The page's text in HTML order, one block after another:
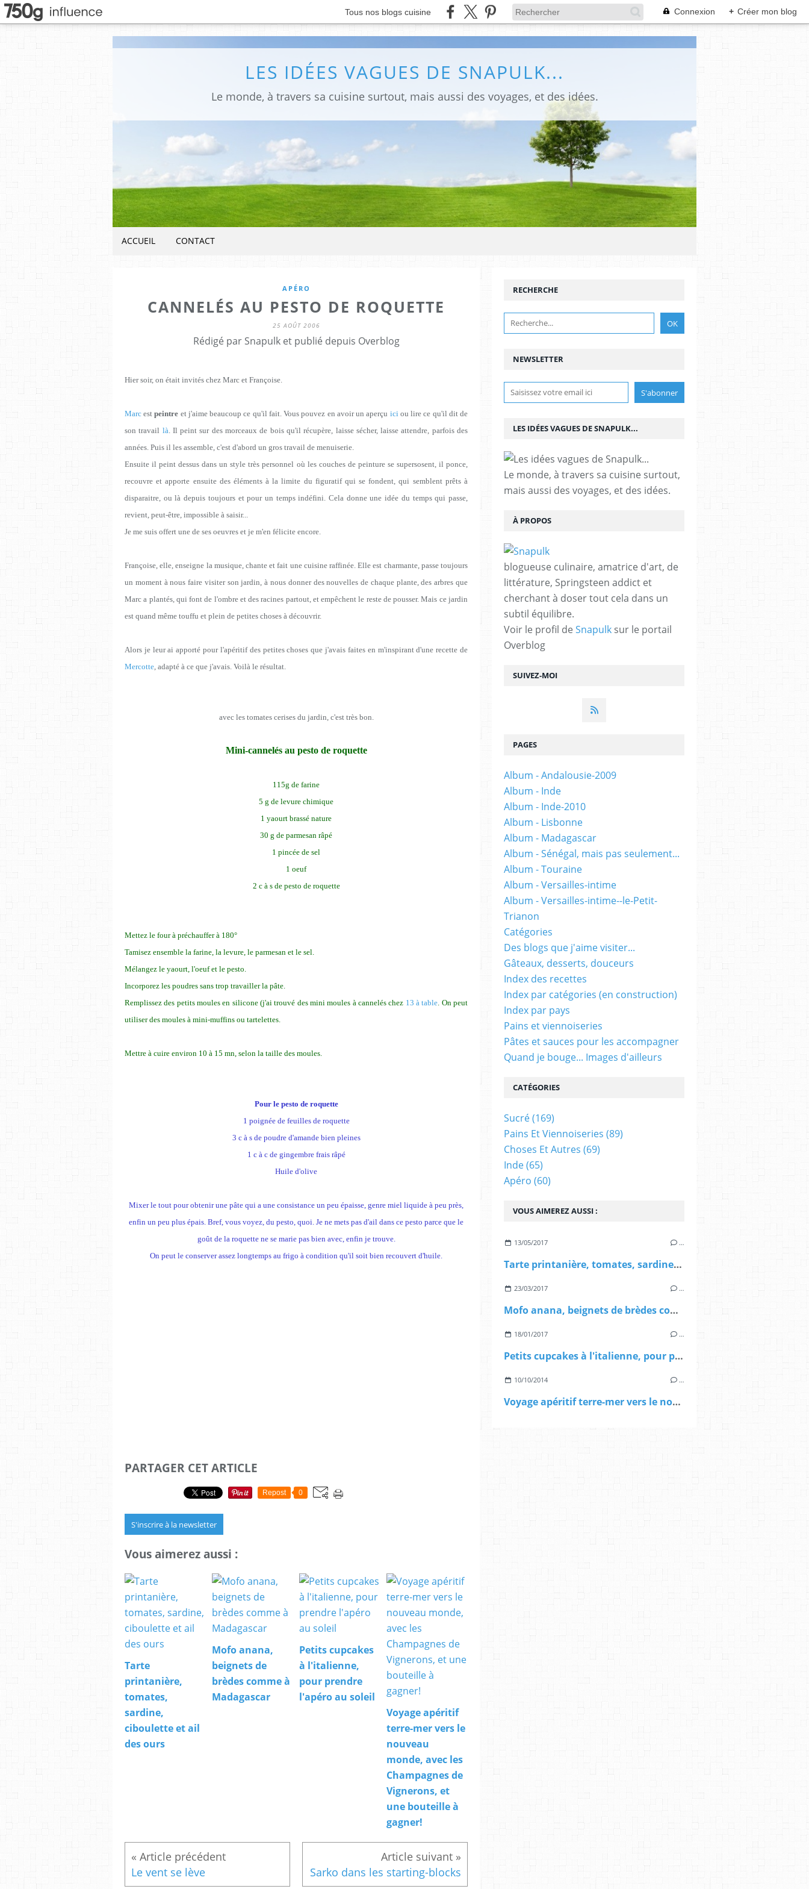
Tous nos blogs cuisine Connexion + Créer mon blog
LES IDÉES VAGUES DE SNAPULK...
Le monde, à travers sa cuisine surtout, mais aussi des voyages, et des idées.
ACCUEIL CONTACT
APÉRO
CANNELÉS AU PESTO DE ROQUETTE
25 AOÛT 2006
Rédigé par Snapulk et publié depuis Overblog
Hier soir, on était invités chez Marc et Françoise.
Marc estpeintre et j'aime beaucoup ce qu'il fait. Vous pouvez en avoir un aperçu ici ou lire ce qu'il dit de
son travail là . Il peint sur des morceaux de bois qu'il récupère, laisse sécher, laisse attendre, parfois des
années. Puis il les assemble, c'est d'abord un gros travail de menuiserie.
Ensuite il peint dessus dans un style très personnel où les couches de peinture se supersosent, il ponce,
recouvre et apporte ensuite des éléments à la limite du figuratif qui se fondent,qui semblent prêts à
disparaitre, ou là depuis toujours et pour un temps indéfini. Cela donne une idée du temps qui passe,
revient, peut-être, impossible à saisir...
Je me suis offert une de ses oeuvres et je m'en félicite encore.
Françoise, elle, enseigne la musique, chante et fait une cuisine raffinée. Elle est charmante, passe toujours
un moment à nous faire visiter son jardin, à nous donner des nouvelles de chaque plante, des arbres que
Marc a plantés, qui font de l'ombre et des racines partout, et empêchent le reste de pousser. Mais ce jardin
est quand même touffu et plein de petites choses à découvrir.
Alors je leur ai apporté pour l'apéritif des petites choses que j'avais faites en m'inspirant d'une recette de
Mercotte , adapté à ce que j'avais. Voilà le résultat.
avec les tomates cerises du jardin, c'est très bon.
Mini-cannelés au pesto de roquette
115g de farine
5 g de levure chimique
1 yaourt brassé nature
30 g de parmesan râpé
1 pincée de sel
1 oeuf
2 c à s de pesto de roquette
Mettez le four à préchauffer à 180°
Tamisez ensemble la farine, la levure, le parmesan et le sel.
Mélangez le yaourt, l'oeuf et le pesto.
Incorporez les poudres sans trop travailler la pâte.
Remplissez des petits moules en silicone (j'ai trouvé des mini moules à cannelés chez 13 à table . On peut
utiliser des moules à mini-muffins ou tartelettes.
Mettre à cuire environ 10 à 15 mn, selon la taille des moules.
Pour le pesto de roquette
1 poignée de feuilles de roquette
3 c à s de poudre d'amande bien pleines
1 c à c de gingembre frais râpé
Huile d'olive
Mixer le tout pour obtenir une pâte qui a une consistance un peu épaisse, genre miel liquide à peu près,
enfin un peu plus épais. Bref, vous voyez, du pesto, quoi. Je ne mets pas d'ail dans ce pesto parce que le
goût de la roquette ne se marie pas bien avec, enfin je trouve.
On peut le conserver assez longtemps au frigo à condition qu'il soit bien recouvert d'huile.
PARTAGER CET ARTICLE
Repost 0
S'inscrire à la newsletter
Vous aimerez aussi :
Tarte
printanière,
tomates,
sardine,
ciboulette et ail
des ours
Mofo anana,
beignets de
brèdes comme à
Madagascar
Petits cupcakes
à l'italienne,
pour prendre
l'apéro au soleil
Voyage apéritif
terre-mer vers le
nouveau
monde, avec les
Champagnes de
Vignerons, et
une bouteille à
gagner!
Le vent se lève Sarko dans les starting-blocks
NEWSLETTER
SUIVEZ-MOI
RECHERCHE
LES IDÉES VAGUES DE SNAPULK...
Le monde, à travers sa cuisine surtout,
mais aussi des voyages, et des idées.
À PROPOS
blogueuse culinaire, amatrice d'art, de
littérature, Springsteen addict et
cherchant à doser tout cela dans un
subtil équilibre.
Voir le profil de Snapulk sur le portail
Overblog
VOUS AIMEREZ AUSSI :
13/05/2017 …
Tarte printanière, tomates, sardine, ciboulette et ail des ours
23/03/2017 …
Mofo anana, beignets de brèdes comme à Madagascar
18/01/2017 …
Petits cupcakes à l'italienne, pour prendre l'apéro au soleil
10/10/2014 …
Voyage apéritif terre-mer vers le nouveau monde, avec les Champagnes de Vignerons, et une bouteille à gagner!
PAGES
Album - Andalousie-2009
Album - Inde
Album - Inde-2010
Album - Lisbonne
Album - Madagascar
Album - Sénégal, mais pas seulement...
Album - Touraine
Album - Versailles-intime
Album - Versailles-intime--le-Petit-
Trianon
Catégories
Des blogs que j'aime visiter...
Gâteaux, desserts, douceurs
Index des recettes
Index par catégories (en construction)
Index par pays
Pains et viennoiseries
Pâtes et sauces pour les accompagner
Quand je bouge... Images d'ailleurs
CATÉGORIES
Sucré(169)
Pains Et Viennoiseries (89)
Choses Et Autres (69)
Inde(65)
Apéro (60)